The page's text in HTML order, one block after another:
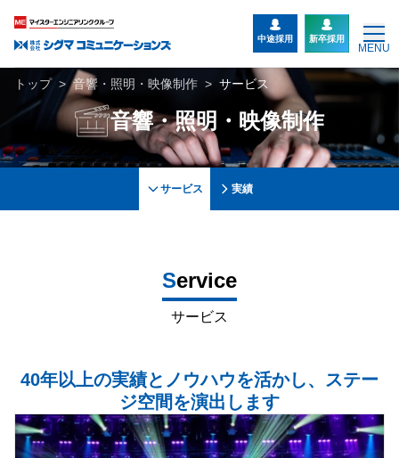
中途採用 新卒採用
MENU
トップ > 音響・照明・映像制作 > サービス
音響・照明・映像制作
サービス 実績
Service
サービス
40年以上の実績とノウハウを活かし、ステー
ジ空間を演出します